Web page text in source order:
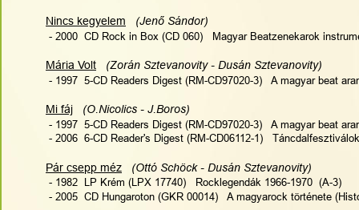
Nincs kegyelem
(Jenő Sándor)
- 2000  CD Rock in Box (CD 060)   Magyar Beatzenekarok
Mária Volt
(Zorán Sztevanovity - Dusán Sztevanovity)
- 1997  5-CD Readers Digest (RM-CD97020-3)   A magyar beat
Mi fáj
(O.Nicolics - J.Boros)
- 1997  5-CD Readers Digest (RM-CD97020-3)   A magyar beat
- 2006  6-CD Reader's Digest (RM-CD06112-1)
Pár csepp méz
(Ottó Schöck - Dusán Sztevanovity)
- 1982  LP Krém (LPX 17740)   Rocklegendák 1966-1970  (A-3)
- 2005  CD Hungaroton (GKR 00014)   A magyarock története